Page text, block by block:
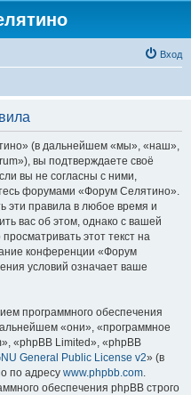
Вход
(в дальнейшем «мы», «наш»,
вы подтверждаете своё
вы не согласны с ними,
форумами «Форум Селятино».
эти правила в любое время и
вас об этом, однако с вашей
этот текст на
конференции «Форум
условий означает ваше
программного обеспечения
«они», «программное
«phpBB Limited», «phpBB
General Public License v2» (в
по адресу www.phpbb.com.
обеспечения phpBB строго